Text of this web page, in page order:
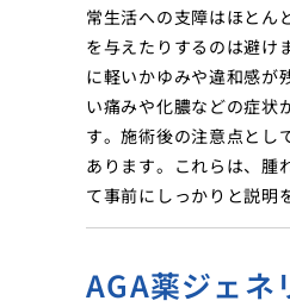
常生活への支障はほとん
を与えたりするのは避け
に軽いかゆみや違和感が
い痛みや化膿などの症状
す。施術後の注意点とし
あります。これらは、腫
て事前にしっかりと説明
AGA薬ジェネ